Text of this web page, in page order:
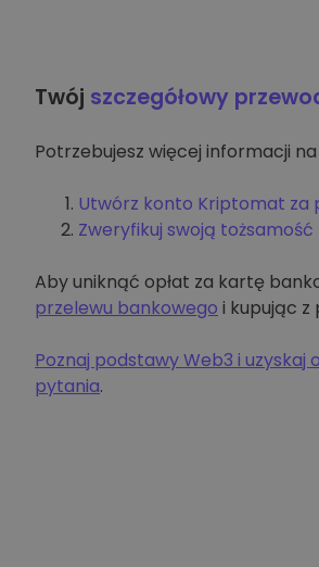
Twój szczegółowy
Potrzebujesz więcej informacji
Utwórz konto Kriptomat za
Zweryfikuj swoją tożsamość
Aby uniknąć opłat za kartę
przelewu bankowego i kupując z
Poznaj podstawy Web3 i uzyskaj
pytania.